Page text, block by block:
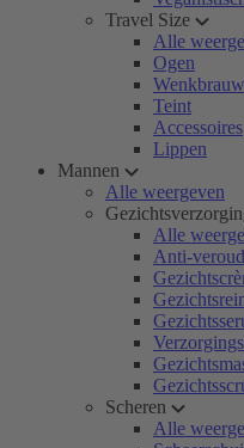
Travel Size
Alle
Ogen
Teint
Accessoires
Lippen
Mannen
Alle weergeven
Alle
Anti-
Scheren
Alle